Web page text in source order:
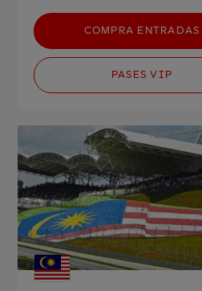
COMPRA ENTRADAS
PASES VIP